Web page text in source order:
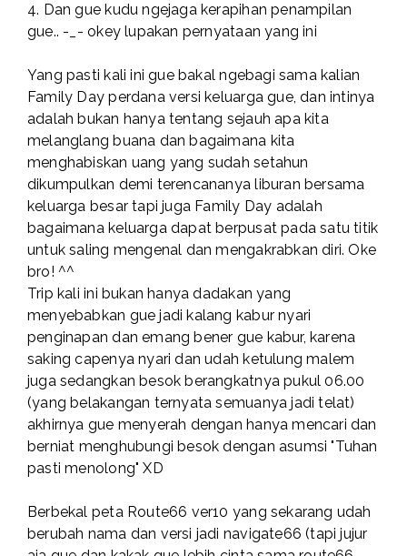
4. Dan gue kudu ngejaga kerapihan penampilan
gue.. -_- okey lupakan pernyataan yang ini
Yang pasti kali ini gue bakal ngebagi sama kalian
Family Day perdana versi keluarga gue, dan intinya
adalah bukan hanya tentang sejauh apa kita
melanglang buana dan bagaimana kita
menghabiskan uang yang sudah setahun
dikumpulkan demi terencananya liburan bersama
keluarga besar tapi juga Family Day adalah
bagaimana keluarga dapat berpusat pada satu titik
untuk saling mengenal dan mengakrabkan diri. Oke
bro! ^^
Trip kali ini bukan hanya dadakan yang
menyebabkan gue jadi kalang kabur nyari
penginapan dan emang bener gue kabur, karena
saking capenya nyari dan udah ketulung malem
juga sedangkan besok berangkatnya pukul 06.00
(yang belakangan ternyata semuanya jadi telat)
akhirnya gue menyerah dengan hanya mencari dan
berniat menghubungi besok dengan asumsi "Tuhan
pasti menolong" XD
Berbekal peta Route66 ver10 yang sekarang udah
berubah nama dan versi jadi navigate66 (tapi jujur